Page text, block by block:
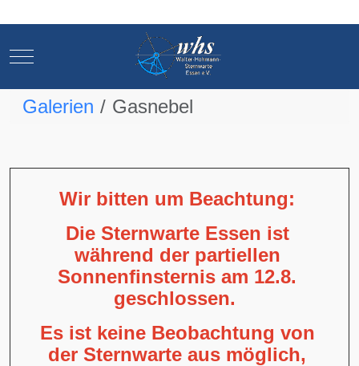
Mobile Menu Toggle
Galerien Gasnebel
Wir bitten um Beachtung:
Die Sternwarte Essen ist
während der partiellen
Sonnenfinsternis am 12.8.
geschlossen.
Es ist keine Beobachtung von
der Sternwarte aus möglich,